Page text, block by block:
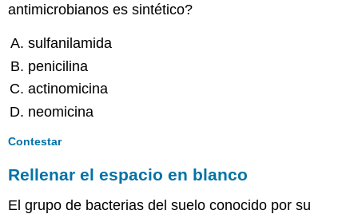
antimicrobianos es sintético?
sulfanilamida
penicilina
actinomicina
neomicina
Contestar
Rellenar el espacio en blanco
El grupo de bacterias del suelo conocido por su